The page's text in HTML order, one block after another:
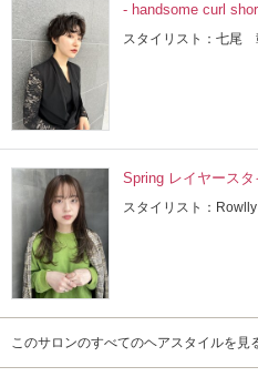
- handsome curl
スタイリスト：七尾
Spring レイヤースタ
スタイリスト：
このサロンのすべてのヘアスタイルを見